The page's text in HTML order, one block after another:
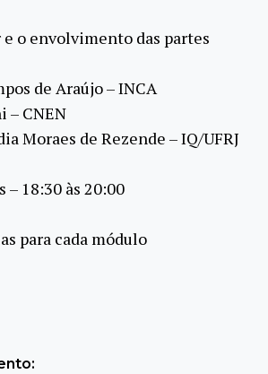
o envolvimento das partes
de Araújo – INCA
– CNEN
Moraes de Rezende – IQ/UFRJ
– 18:30 às 20:00
para cada módulo